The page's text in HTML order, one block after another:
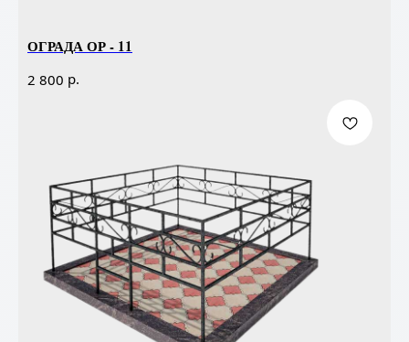
ОГРАДА ОР - 11
2 800 р.